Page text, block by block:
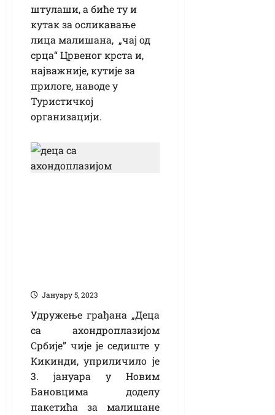
штулаши, а биће ту и
кутак за осликавање
лица малишана, „чај од
срца“ Црвеног крста и,
најважније, кутије за
прилоге, наводе у
Туристичкој
организацији.
Јануарy 5, 2023
Удружење грађана „Деца
са ахондроплазијом
Србије” чије је седиште у
Кикинди, уприличило је
3. јануара у Новим
Бановцима доделу
пакетића за малишане